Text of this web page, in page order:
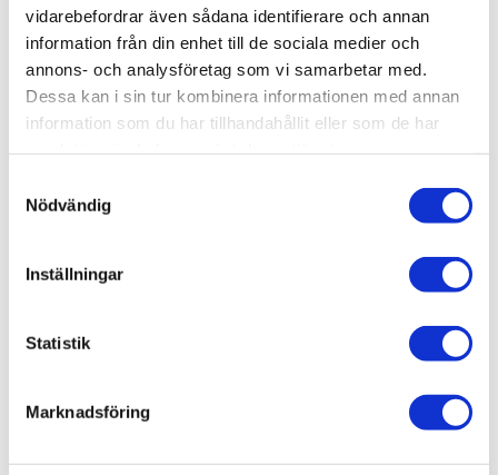
vidarebefordrar även sådana identifierare och annan
information från din enhet till de sociala medier och
annons- och analysföretag som vi samarbetar med.
Dessa kan i sin tur kombinera informationen med annan
information som du har tillhandahållit eller som de har
Nödvändig
Inställningar
Statistik
Marknadsföring
Täcklist/glaslist,
T-Spår 5 (2-
3mm)
Täcklist/glaslist, T-
Spår 5. 1 st.
88,20
INFO
Org. nr: 556326-7482